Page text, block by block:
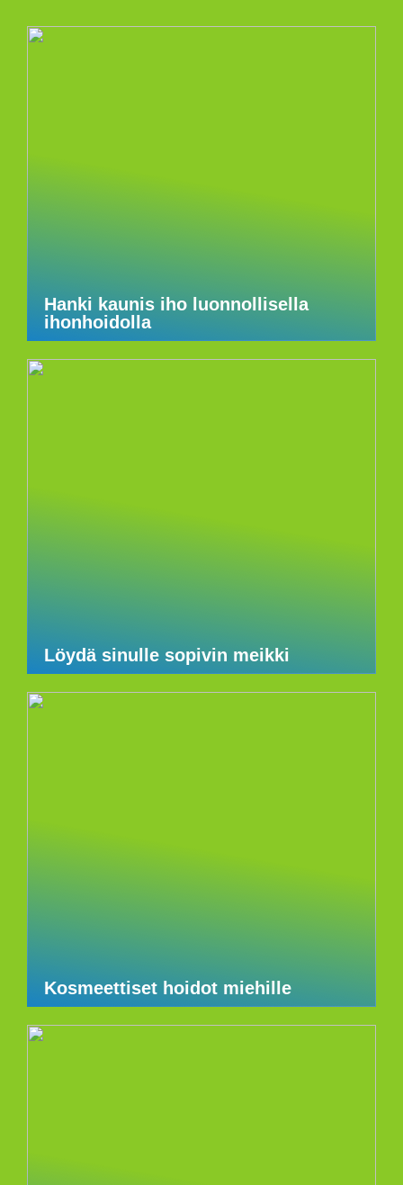
Hanki kaunis iho luonnollisella
ihonhoidolla
Löydä sinulle sopivin meikki
Kosmeettiset hoidot miehille